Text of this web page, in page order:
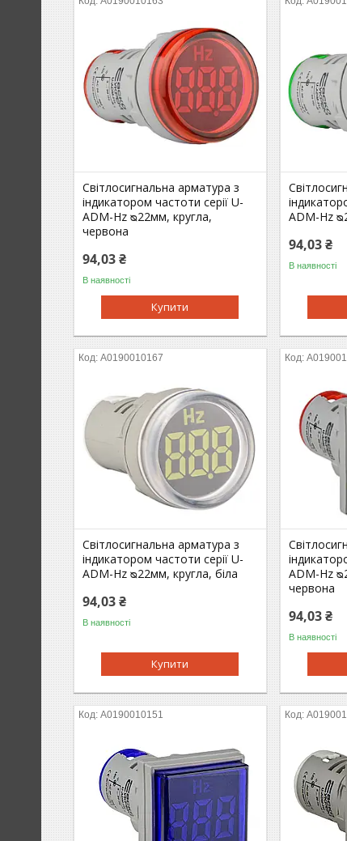
Світлосигнальна арматура з
індикатором частоти серії U-
ADM-Hz ᴓ22мм, кругла,
червона
94,03 ₴
В наявності
Купити
ADM-Hz
94,03 ₴
В наявності
A0190010167
Світлосигнальна арматура з
індикатором частоти серії U-
ADM-Hz ᴓ22мм, кругла, біла
94,03 ₴
В наявності
Купити
ADM-Hz
червона
94,03 ₴
В наявності
A0190010151